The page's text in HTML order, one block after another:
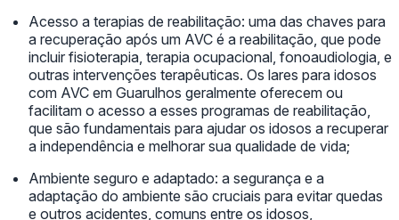
Acesso a terapias de reabilitação: uma das chaves para
a recuperação após um AVC é a reabilitação, que pode
incluir fisioterapia, terapia ocupacional, fonoaudiologia, e
outras intervenções terapêuticas. Os lares para idosos
com AVC em Guarulhos geralmente oferecem ou
facilitam o acesso a esses programas de reabilitação,
que são fundamentais para ajudar os idosos a recuperar
a independência e melhorar sua qualidade de vida;
Ambiente seguro e adaptado: a segurança e a
adaptação do ambiente são cruciais para evitar quedas
e outros acidentes, comuns entre os idosos,